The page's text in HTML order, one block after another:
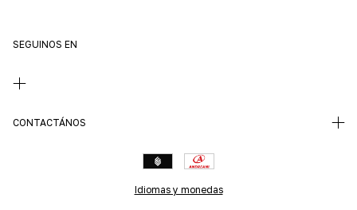
SEGUINOS EN
CONTACTÁNOS
Idiomas y monedas